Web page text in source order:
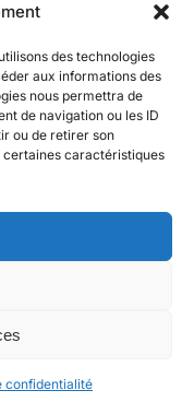
des technologies
aux informations des
nous permettra de
de navigation ou les ID
ou de retirer son
caractéristiques
confidentialité
droits réservés |
byTris informatique